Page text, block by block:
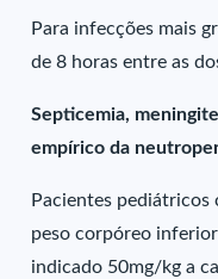
Para infecções mais
de 8 horas entre as
Septicemia,
empírico da
Pacientes pediátricos
peso corpóreo
indicado 50mg/kg a